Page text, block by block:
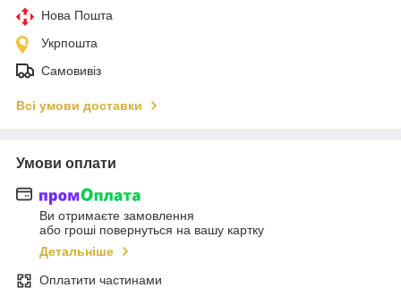
Нова Пошта
Укрпошта
Самовивіз
Всі умови доставки
Умови оплати
Ви отримаєте замовлення
або гроші повернуться на вашу картку
Детальніше
Оплатити частинами